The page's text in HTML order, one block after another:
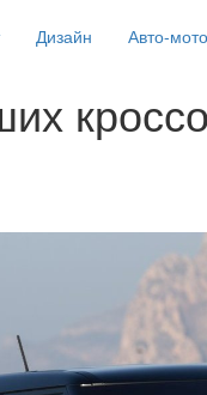
Дизайн Авто-мото